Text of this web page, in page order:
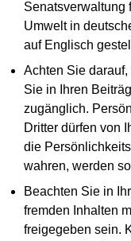
Senatsverwaltung
Umwelt in
auf Englisch
Achten Sie
Sie in Ihren
zugänglich.
Dritter dürfen von
die
wahren, werden
Beachten Sie in
fremden Inhalten
freigegeben sein.